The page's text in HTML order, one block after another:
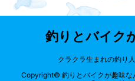
釣りとバイク
クラクラ生まれの釣り
Copyright© 釣りとバイクが趣味